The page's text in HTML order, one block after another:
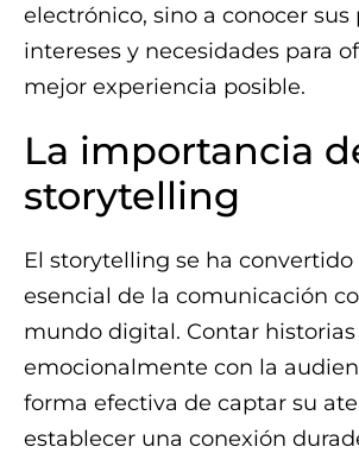
electrónico, sino a conocer sus
intereses y necesidades para
mejor experiencia posible.
La importancia
storytelling
El storytelling se ha
esencial de la comunicación
mundo digital. Contar
emocionalmente con la
forma efectiva de captar su
establecer una conexión